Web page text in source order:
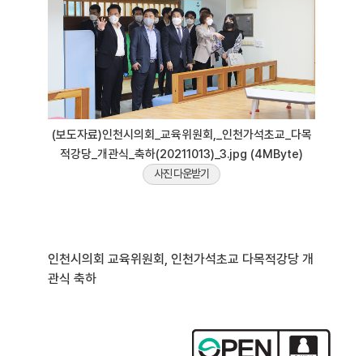
(보도자료)인천시의회_교육위원회,_인천가석초교_다목
적강당_개관식_축하(20211013)_3.jpg (4MByte)
사진 다운받기
인천시의회 교육위원회, 인천가석초교 다목적강당 개
관식 축하